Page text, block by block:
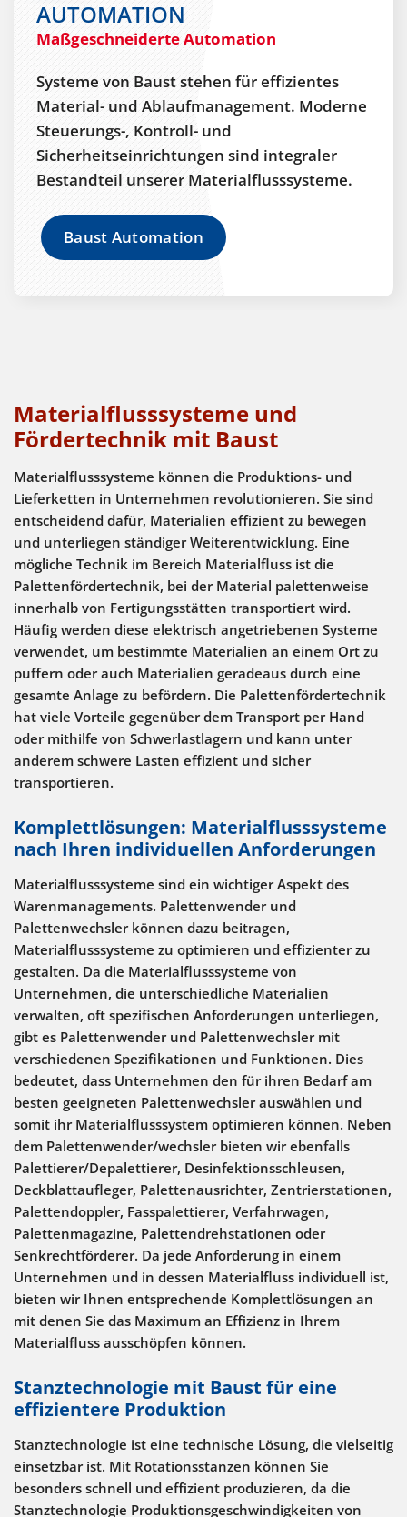
AUTOMATION
Maßgeschneiderte Automation
Systeme von Baust stehen für effizientes
Material- und Ablaufmanagement. Moderne
Steuerungs-, Kontroll- und
Sicherheitseinrichtungen sind integraler
Bestandteil unserer Materialflusssysteme.
Baust Automation
Materialflusssysteme und
Fördertechnik mit Baust
Materialflusssysteme können die Produktions- und
Lieferketten in Unternehmen revolutionieren. Sie sind
entscheidend dafür, Materialien effizient zu bewegen
und unterliegen ständiger Weiterentwicklung. Eine
mögliche Technik im Bereich Materialfluss ist die
Palettenfördertechnik, bei der Material palettenweise
innerhalb von Fertigungsstätten transportiert wird.
Häufig werden diese elektrisch angetriebenen Systeme
verwendet, um bestimmte Materialien an einem Ort zu
puffern oder auch Materialien geradeaus durch eine
gesamte Anlage zu befördern. Die Palettenfördertechnik
hat viele Vorteile gegenüber dem Transport per Hand
oder mithilfe von Schwerlastlagern und kann unter
anderem schwere Lasten effizient und sicher
transportieren.
Komplettlösungen: Materialflusssysteme
nach Ihren individuellen Anforderungen
Materialflusssysteme sind ein wichtiger Aspekt des
Warenmanagements. Palettenwender und
Palettenwechsler können dazu beitragen,
Materialflusssysteme zu optimieren und effizienter zu
gestalten. Da die Materialflusssysteme von
Unternehmen, die unterschiedliche Materialien
verwalten, oft spezifischen Anforderungen unterliegen,
gibt es Palettenwender und Palettenwechsler mit
verschiedenen Spezifikationen und Funktionen. Dies
bedeutet, dass Unternehmen den für ihren Bedarf am
besten geeigneten Palettenwechsler auswählen und
somit ihr Materialflusssystem optimieren können. Neben
dem Palettenwender/wechsler bieten wir ebenfalls
Palettierer/Depalettierer, Desinfektionsschleusen,
Deckblattaufleger, Palettenausrichter, Zentrierstationen,
Palettendoppler, Fasspalettierer, Verfahrwagen,
Palettenmagazine, Palettendrehstationen oder
Senkrechtförderer. Da jede Anforderung in einem
Unternehmen und in dessen Materialfluss individuell ist,
bieten wir Ihnen entsprechende Komplettlösungen an
mit denen Sie das Maximum an Effizienz in Ihrem
Materialfluss ausschöpfen können.
Stanztechnologie mit Baust für eine
effizientere Produktion
Stanztechnologie ist eine technische Lösung, die vielseitig
einsetzbar ist. Mit Rotationsstanzen können Sie
besonders schnell und effizient produzieren, da die
Stanztechnologie Produktionsgeschwindigkeiten von